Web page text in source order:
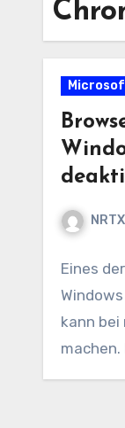
NRTX
Eines
kann bei